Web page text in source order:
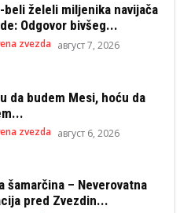
beli želeli miljenika navijača
Odgovor bivšeg...
zvezda август 7, 2026
da budem Mesi, hoću da
zvezda август 6, 2026
šamarčina – Neverovatna
pred Zvezdin...